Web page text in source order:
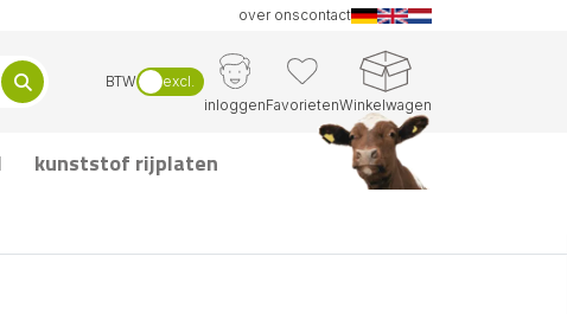
over onscontact
BTW
excl.
inloggenFavorietenWinkelwagen
kunststof rijplaten